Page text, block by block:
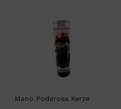
Mano Poderosa Kerze